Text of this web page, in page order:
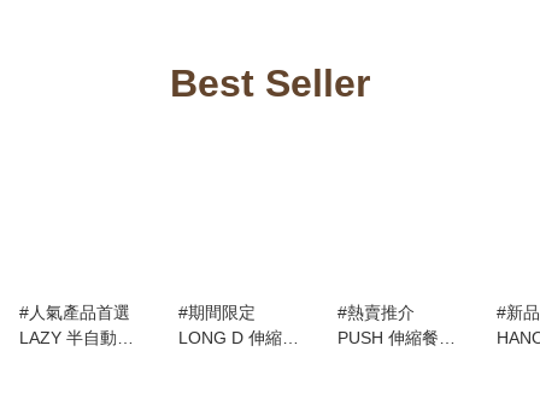
Best Seller
#人氣產品首選
LAZY 半自動升
#期間限定
LONG D 伸縮餐
#熱賣推介
PUSH 伸縮餐桌
#新